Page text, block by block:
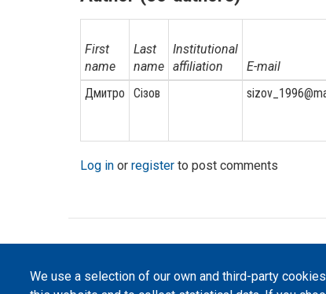
First
name
Last
name
Institutional
affiliation
E-mail
Дмитро
Сізов
Log in or register to post comments
We use a selection of our own and third-party
The website content is published under